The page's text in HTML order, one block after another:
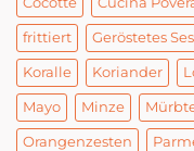
frittiert Geröstetes
Koralle Koriander
Mayo Minze
Orangenzesten